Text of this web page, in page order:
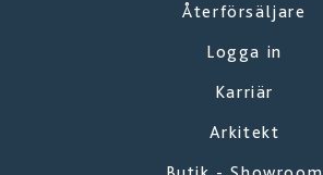
Återförsäljare
Logga in
Karriär
Arkitekt